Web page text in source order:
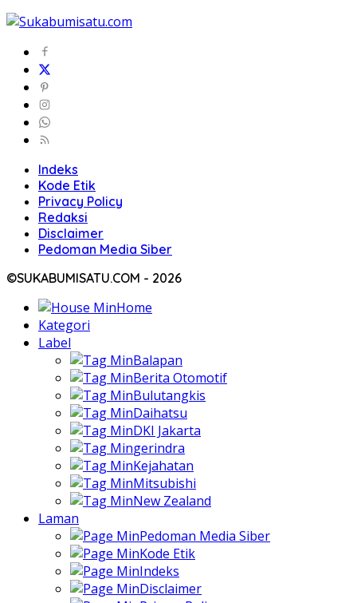
Indeks
Kode Etik
Privacy Policy
Redaksi
Disclaimer
Pedoman Media Siber
©SUKABUMISATU.COM - 2026
Home
Kategori
Label
Balapan
Berita Otomotif
Bulutangkis
Daihatsu
DKI Jakarta
gerindra
Kejahatan
Mitsubishi
New Zealand
Laman
Pedoman Media Siber
Kode Etik
Indeks
Disclaimer